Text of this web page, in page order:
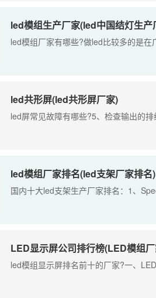
led模组生产厂家(led中国结灯生产
led模组厂家有哪些?做led比较多的是
led共形屏(led共形屏厂家)
led屏常见故障有哪些?5、检查输出的
led模组厂家排名(led支架厂家排名)
国内十大led支架生产厂家排名：1、
LED显示屏公司排行榜(LED模组
led模组显示屏排名前十的厂家?一、